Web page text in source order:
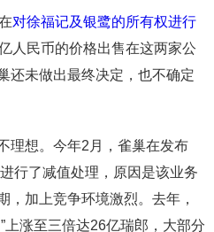
对徐福记及银鹭的所有权进行
人民币的价格出售在这两家公
还未做出最终决定，也不确定
理想。今年2月，雀巢在发布
行了减值处理，原因是该业务
，加上竞争环境激烈。去年，
上涨至三倍达26亿瑞郎，大部分